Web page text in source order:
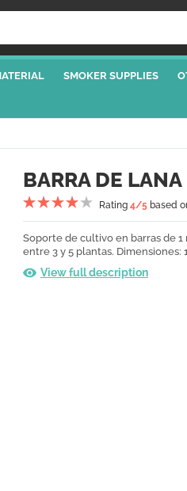
SMOKER SUPPLIES
BARRA DE
Rating 4/5 based
Soporte de cultivo en barras de
entre 3 y 5 plantas. Dimensiones:
View full description